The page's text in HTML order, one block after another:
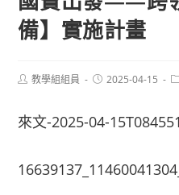
備】實施計畫
Post教學組組員
Post2025-04-15
來文-2025-04-